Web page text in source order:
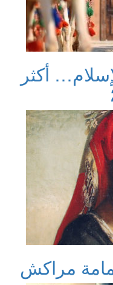
أكثر
مراكش